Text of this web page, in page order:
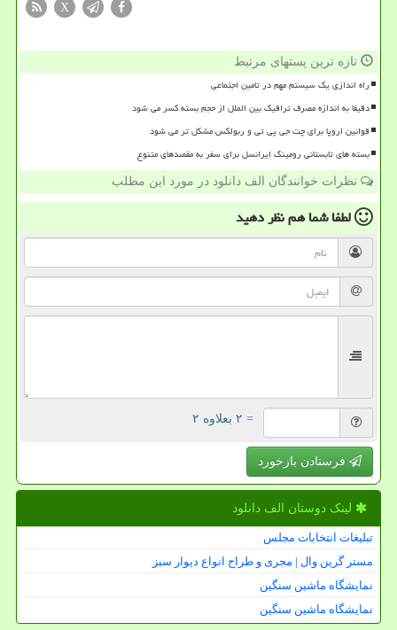
X
تازه ترین پستهای مرتبط
راه اندازی یک سیستم مهم در تامین اجتماعی
دقیقا به اندازه مصرف ترافیک بین الملل از حجم بسته کسر می شود
قوانین اروپا برای چت جی پی تی و ربولکس مشکل تر می شود
بسته های تابستانی رومینگ ایرانسل برای سفر به مقصدهای متنوع
نظرات خوانندگان الف دانلود در مورد این مطلب
لطفا شما همنظر دهید
= ۲ بعلاوه ۲
فرستادن بازخورد
لینک دوستان الف دانلود
تبلیغات انتخابات مجلس
مستر گرین وال | مجری و طراح انواع دیوار سبز
نمایشگاه ماشین سنگین
نمایشگاه ماشین سنگین